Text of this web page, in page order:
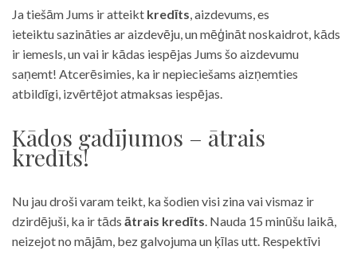
Ja tiešām Jums ir atteikt kredīts, aizdevums, es
ieteiktu sazināties ar aizdevēju, un mēģināt noskaidrot, kāds
ir iemesls, un vai ir kādas iespējas Jums šo aizdevumu
saņemt! Atcerēsimies, ka ir nepieciešams aizņemties
atbildīgi, izvērtējot atmaksas iespējas.
Kādos gadījumos – ātrais
kredīts!
Nu jau droši varam teikt, ka šodien visi zina vai vismaz ir
dzirdējuši, ka ir tāds ātrais kredīts. Nauda 15 minūšu laikā,
neizejot no mājām, bez galvojuma un ķīlas utt. Respektīvi